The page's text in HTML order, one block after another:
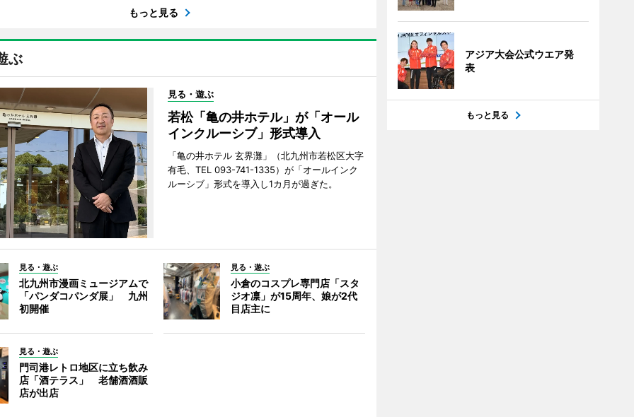
もっと見る
ぶ
見る・遊ぶ
若松「亀の井ホテル」が「オール
インクルーシブ」形式導入
「亀の井ホテル 玄界灘」（北九州市若松区大字
有毛、TEL 093-741-1335）が「オールインク
ルーシブ」形式を導入し1カ月が過ぎた。
見る・遊ぶ
北九州市漫画ミュージアムで
「パンダコパンダ展」 九州
初開催
見る・遊ぶ
小倉のコスプレ専門店「スタ
ジオ凛」が15周年、娘が2代
目店主に
見る・遊ぶ
門司港レトロ地区に立ち飲み
店「酒テラス」 老舗酒酒販
店が出店
アジア大会公式ウエア発
表
もっと見る